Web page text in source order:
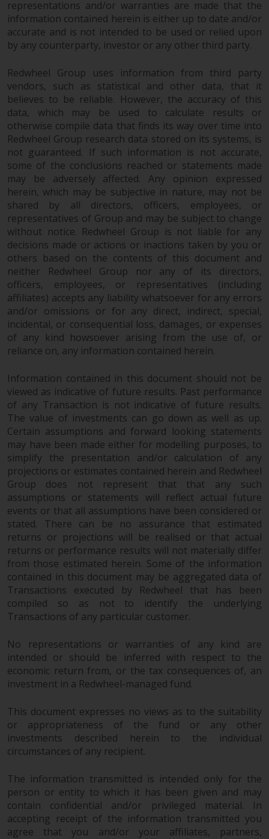
representations and/or warranties are made that the
information contained herein is either up to date and/or
accurate and is not intended to be used or relied upon
by any counterparty, investor or any other third party.
Redwheel Group uses information from third party
vendors, such as statistical and other data, that it
believes to be reliable. However, the accuracy of this
data, which may be used to calculate results or
otherwise compile data that finds its way over time into
Redwheel Group research data stored on its systems, is
not guaranteed. If such information is not accurate,
some of the conclusions reached or statements made
may be adversely affected. Any opinion expressed
herein, which may be subjective in nature, may not be
shared by all directors, officers, employees, or
representatives of Group and may be subject to change
without notice. Redwheel Group is not liable for any
decisions made or actions or inactions taken by you or
others based on the contents of this document and
neither Redwheel Group nor any of its directors,
officers, employees, or representatives (including
affiliates) accepts any liability whatsoever for any errors
and/or omissions or for any direct, indirect, special,
incidental, or consequential loss, damages, or expenses
of any kind howsoever arising from the use of, or
reliance on, any information contained herein.
Information contained in this document should not be
viewed as indicative of future results. Past performance
of any Transaction is not indicative of future results.
The value of investments can go down as well as up.
Certain assumptions and forward looking statements
may have been made either for modelling purposes, to
simplify the presentation and/or calculation of any
projections or estimates contained herein and Redwheel
Group does not represent that that any such
assumptions or statements will reflect actual future
events or that all assumptions have been considered or
stated. There can be no assurance that estimated
returns or projections will be realised or that actual
returns or performance results will not materially differ
from those estimated herein. Some of the information
contained in this document may be aggregated data of
Transactions executed by Redwheel that has been
compiled so as not to identify the underlying
Transactions of any particular customer.
No representations or warranties of any kind are
intended or should be inferred with respect to the
economic return from, or the tax consequences of, an
investment in a Redwheel-managed fund.
This document expresses no views as to the suitability
or appropriateness of the fund or any other
investments described herein to the individual
circumstances of any recipient.
The information transmitted is intended only for the
person or entity to which it has been given and may
contain confidential and/or privileged material. In
accepting receipt of the information transmitted you
agree that you and/or your affiliates, partners,